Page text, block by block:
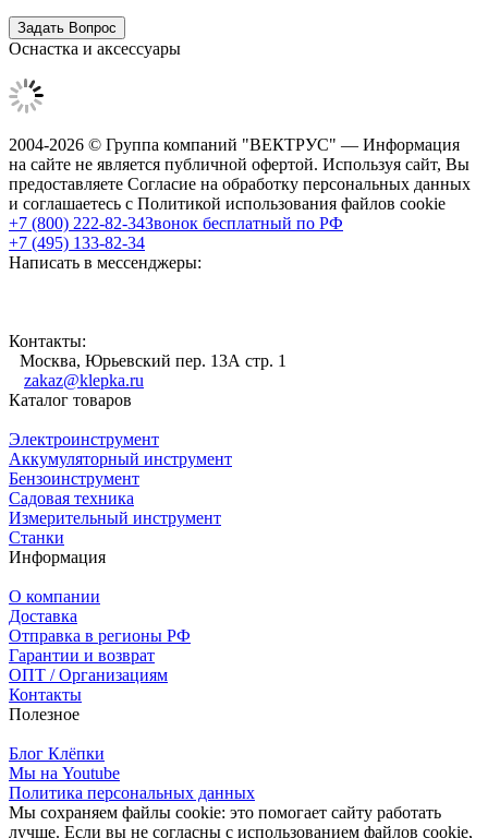
Оснастка и аксессуары
2004-2026 © Группа компаний "ВЕКТРУС" — Информация
на сайте не является публичной офертой. Используя сайт, Вы
предоставляете Согласие на обработку персональных данных
и соглашаетесь с Политикой использования файлов cookie
+7 (800) 222-82-34Звонок бесплатный по РФ
+7 (495) 133-82-34
Написать в мессенджеры:
Контакты:
Москва, Юрьевский пер. 13А стр. 1
zakaz@klepka.ru
Каталог товаров
Электроинструмент
Аккумуляторный инструмент
Бензоинструмент
Садовая техника
Измерительный инструмент
Станки
Информация
О компании
Доставка
Отправка в регионы РФ
Гарантии и возврат
ОПТ / Организациям
Контакты
Полезное
Блог Клёпки
Мы на Youtube
Политика персональных данных
Мы сохраняем файлы cookie: это помогает сайту работать
лучше. Если вы не согласны с использованием файлов cookie,